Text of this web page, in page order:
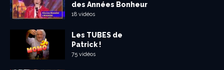
des Années Bonheur
18 vidéos
Les TUBES de
Patrick !
75 vidéos